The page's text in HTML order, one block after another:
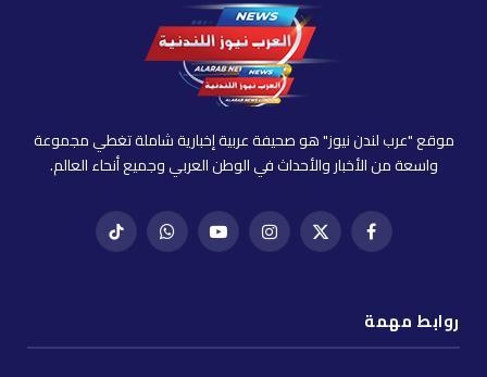
موقع "عرب لندن نيوز" هو صحيفة عربية إخبارية شاملة تغطي مجموعة
واسعة من الأخبار والأحداث في الوطن العربي وجميع أنحاء العالم.
فيسبوكX
إنستغراميوتيوب واتساب تيك
روابط مهمة